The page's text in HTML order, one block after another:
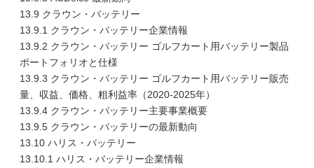
13.9 クラウン・バッテリー
13.9.1 クラウン・バッテリー企業情報
13.9.2 クラウン・バッテリー ゴルフカート用バッテリー製品
ポートフォリオと仕様
13.9.3 クラウン・バッテリー ゴルフカート用バッテリー販売
量、収益、価格、粗利益率（2020-2025年）
13.9.4 クラウン・バッテリー主要事業概要
13.9.5 クラウン・バッテリーの最新動向
13.10 ハリス・バッテリー
13.10.1 ハリス・バッテリー企業情報